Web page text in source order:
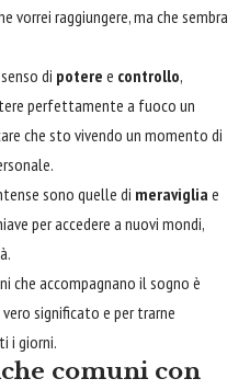
vorrei raggiungere, ma che sembra
di potere e controllo,
perfettamente a fuoco un
che sto vivendo un momento di
sono quelle di meraviglia e
per accedere a nuovi mondi,
che accompagnano il sogno è
significato e per trarne
i giorni.
comuni con